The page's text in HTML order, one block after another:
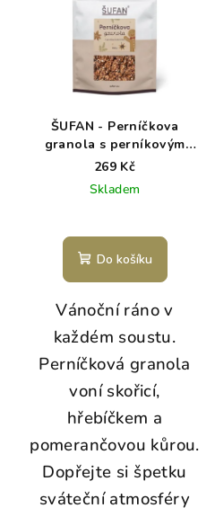
ŠUFAN - Perníčkova
granola s perníkovým
kořením - 350 g
269 Kč
Skladem
Do košíku
Vánoční ráno v
každém soustu.
Perníčková granola
voní skořicí,
hřebíčkem a
pomerančovou kůrou.
Dopřejte si špetku
sváteční atmosféry